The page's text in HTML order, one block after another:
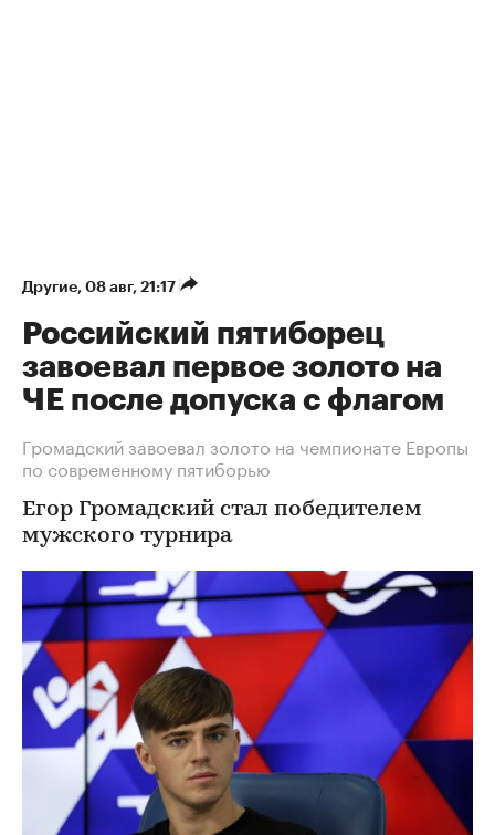
Другие⁠, 08 авг, 21:17
Российский пятиборец
завоевал первое золото на
ЧЕ после допуска с флагом
Громадский завоевал золото на чемпионате Европы
по современному пятиборью
Егор Громадский стал победителем
мужского турнира